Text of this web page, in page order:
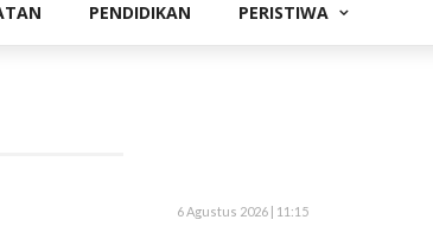
PENDIDIKAN PERISTIWA
6 Agustus 2026 | 11:15